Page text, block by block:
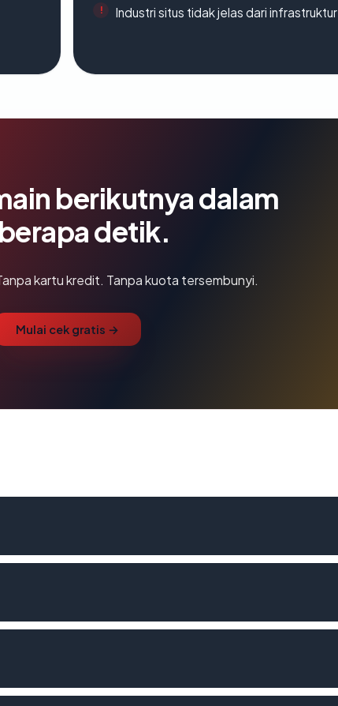
Industri situs tidak jelas dari infrastruktur
berikutnya dalam
detik.
kartu kredit. Tanpa kuota tersembunyi.
Mulai cek gratis →